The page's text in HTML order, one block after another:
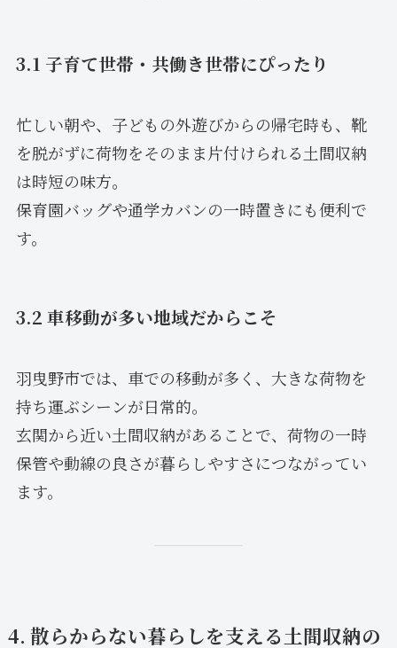
3.1 子育て世帯・共働き世帯にぴったり
忙しい朝や、子どもの外遊びからの帰宅時も、靴
を脱がずに荷物をそのまま片付けられる土間収納
は時短の味方。
保育園バッグや通学カバンの一時置きにも便利で
す。
3.2 車移動が多い地域だからこそ
羽曳野市では、車での移動が多く、大きな荷物を
持ち運ぶシーンが日常的。
玄関から近い土間収納があることで、荷物の一時
保管や動線の良さが暮らしやすさにつながってい
ます。
4. 散らからない暮らしを支える土間収納の